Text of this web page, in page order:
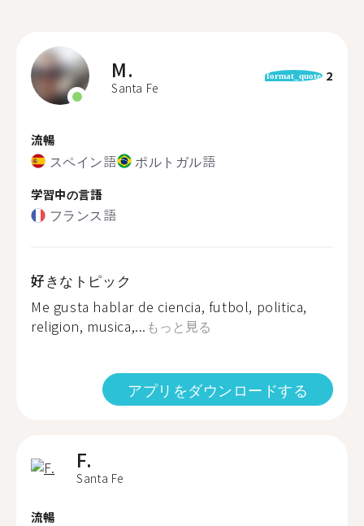
M.
Santa Fe
format_quote 2
流暢
スペイン語 ポルトガル語
学習中の言語
フランス語
好きなトピック
Me gusta hablar de ciencia, futbol, politica,
religion, musica,... もっと見る
アプリをダウンロードする
F.
Santa Fe
流暢